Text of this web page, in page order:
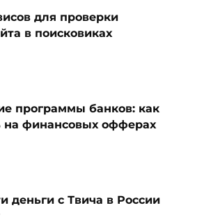
для проверки
в поисковиках
программы банков: как
на финансовых офферах
деньги с Твича в России